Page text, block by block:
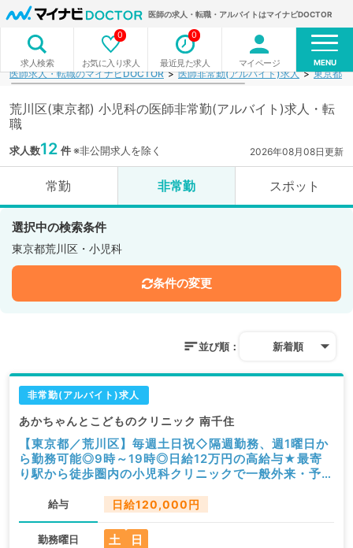
医師の求人・転職・アルバイトはマイナビDOCTOR
求人検索 お気に入り求人
0
最近見た求人
0
マイページ MENU
医師求人・転職のマイナビDOCTOR 医師非常勤(アルバイト)求人 東京都
荒川区(東京都) 小児科の医師非常勤(アルバイト)求人・転
職
求人数12 件※非公開求人を除く 2026年08月08日更新
常勤 非常勤 スポット
選択中の検索条件
東京都荒川区・小児科
条件の変更
並び順： 新着順
非常勤(アルバイト)求人
あかちゃんとこどものクリニック 南千住
【東京都／荒川区】毎週土日祝◇隔週勤務、週1曜日か
ら勤務可能◎9時～19時◎日給12万円の高給与★最寄
り駅から徒歩圏内の小児科クリニックで一般外来・予防
給与 日給120,000円
勤務曜日 土 日